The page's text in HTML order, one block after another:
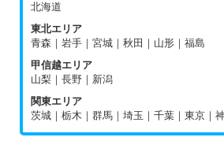
北海道
東北エリア
青森｜岩手｜宮城｜秋田｜山形｜福島
甲信越エリア
山梨｜長野｜新潟
関東エリア
茨城｜栃木｜群馬｜埼玉｜千葉｜東京｜